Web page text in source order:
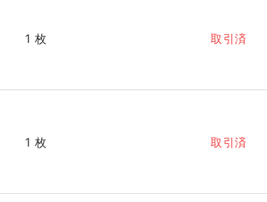
1 枚 取引済
1 枚 取引済